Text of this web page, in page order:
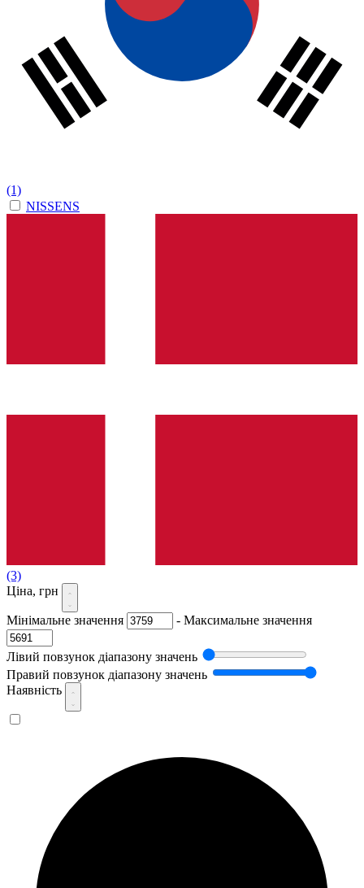
(1)
NISSENS
(3)
Ціна, грн
Мінімальне значення - Максимальне значення
Лівий повзунок діапазону значень
Правий повзунок діапазону значень
Наявність